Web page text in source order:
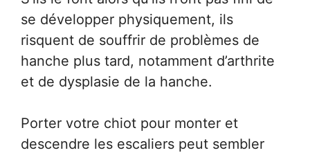
se développer physiquement, ils
risquent de souffrir de problèmes de
hanche plus tard, notamment d’arthrite
et de dysplasie de la hanche.
Porter votre chiot pour monter et
descendre les escaliers peut sembler